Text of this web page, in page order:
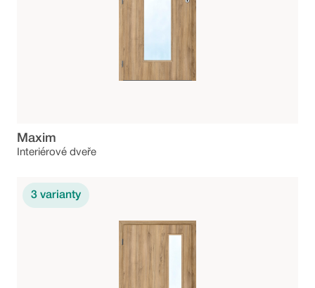
Maxim
Interiérové dveře
3 varianty